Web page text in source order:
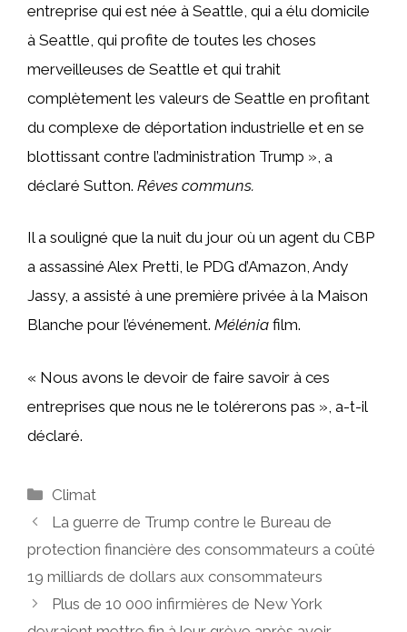
entreprise qui est née à Seattle, qui a élu domicile
à Seattle, qui profite de toutes les choses
merveilleuses de Seattle et qui trahit
complètement les valeurs de Seattle en profitant
du complexe de déportation industrielle et en se
blottissant contre l’administration Trump », a
déclaré Sutton. Rêves communs.
Il a souligné que la nuit du jour où un agent du CBP
a assassiné Alex Pretti, le PDG d’Amazon, Andy
Jassy, ​​a assisté à une première privée à la Maison
Blanche pour l’événement. Mélénia film.
« Nous avons le devoir de faire savoir à ces
entreprises que nous ne le tolérerons pas », a-t-il
déclaré.
Catégories
Climat
La guerre de Trump contre le Bureau de
protection financière des consommateurs a coûté
19 milliards de dollars aux consommateurs
Plus de 10 000 infirmières de New York